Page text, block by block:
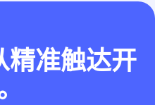
精准触达开